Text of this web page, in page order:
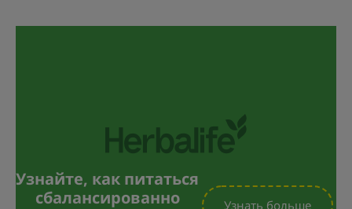
Узнайте, как питаться
сбалансированно
Узнать больше